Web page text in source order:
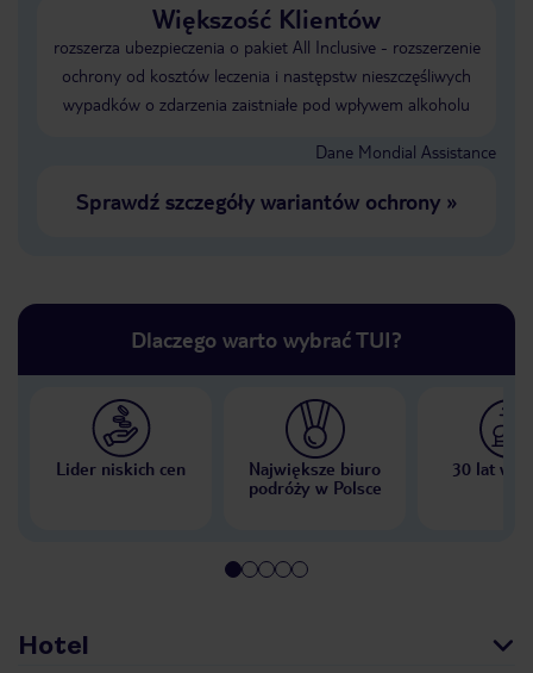
Większość Klientów
rozszerza ubezpieczenia o pakiet All Inclusive - rozszerzenie
ochrony od kosztów leczenia i następstw nieszczęśliwych
wypadków o zdarzenia zaistniałe pod wpływem alkoholu
Dane Mondial Assistance
Sprawdź szczegóły wariantów ochrony»
Dlaczego warto wybrać TUI?
Lider niskich cen
Największe biuro
podróży w Polsce
30 lat w
Hotel